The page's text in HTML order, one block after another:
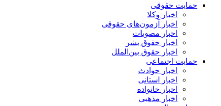
حمایت حقوقی
اخبار وکلا
اخبار آزمون‌های حقوقی
اخبار مصوبات
اخبار حقوق بشر
اخبار حقوق بین‌الملل
حمایت اجتماعی
اخبار حوادث
اخبار استانی
اخبار خانواده
اخبار مذهبی